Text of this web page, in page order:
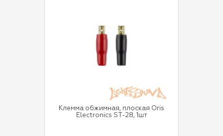
Клемма обжимная, плоская Oris
Electronics ST-28, 1шт